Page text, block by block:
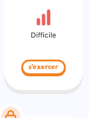
Difficile
s'exercer